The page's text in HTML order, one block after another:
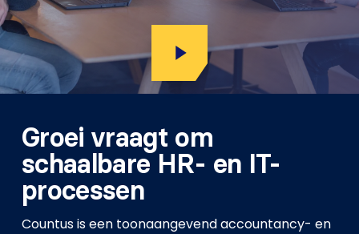
Play Video
Play Video
Groei vraagt om
schaalbare HR- en IT-
processen
Countus is een toonaangevend accountancy- en